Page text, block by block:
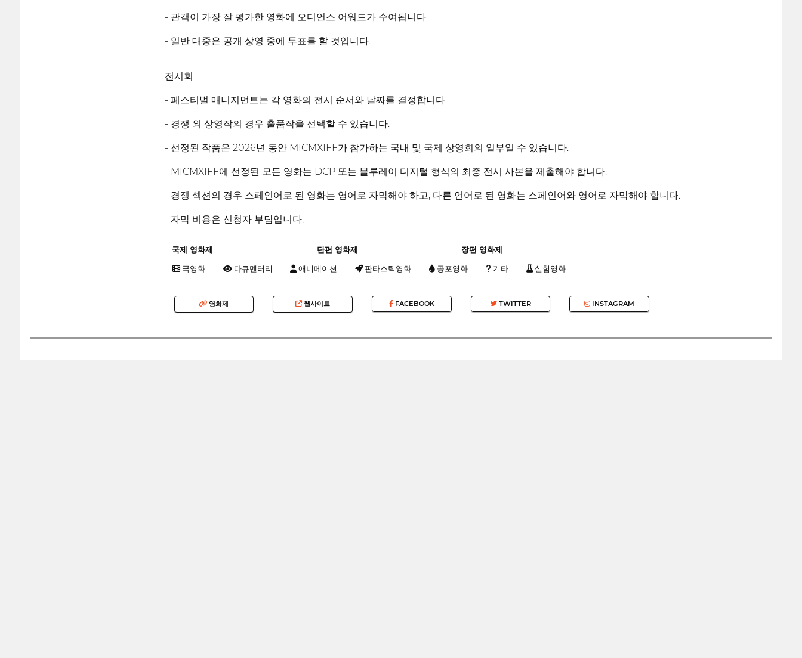
- 관객이 가장 잘 평가한 영화에 오디언스 어워드가 수여됩니다.
- 일반 대중은 공개 상영 중에 투표를 할 것입니다.
전시회
- 페스티벌 매니지먼트는 각 영화의 전시 순서와 날짜를 결정합니다.
- 경쟁 외 상영작의 경우 출품작을 선택할 수 있습니다.
- 선정된 작품은 2026년 동안 MICMXIFF가 참가하는 국내 및 국제 상영회의 일부일 수 있습니다.
- MICMXIFF에 선정된 모든 영화는 DCP 또는 블루레이 디지털 형식의 최종 전시 사본을 제출해야 합니다.
- 경쟁 섹션의 경우 스페인어로 된 영화는 영어로 자막해야 하고, 다른 언어로 된 영화는 스페인어와 영어로 자막해야 합니다.
- 자막 비용은 신청자 부담입니다.
국제 영화제 단편 영화제 장편 영화제
극영화 다큐멘터리 애니메이션 판타스틱영화 공포영화 기타 실험영화
영화제 웹사이트 FACEBOOK TWITTER INSTAGRAM